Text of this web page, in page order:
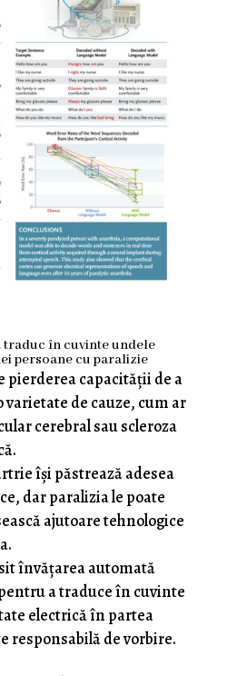
traduc în cuvinte undele
persoane cu paralizie
pierderea capacității de a
varietate de cauze, cum ar
cerebral sau scleroza
își păstrează adesea
dar paralizia le poate
ajutoare tehnologice
învățarea automată
a traduce în cuvinte
electrică în partea
responsabilă de vorbire.